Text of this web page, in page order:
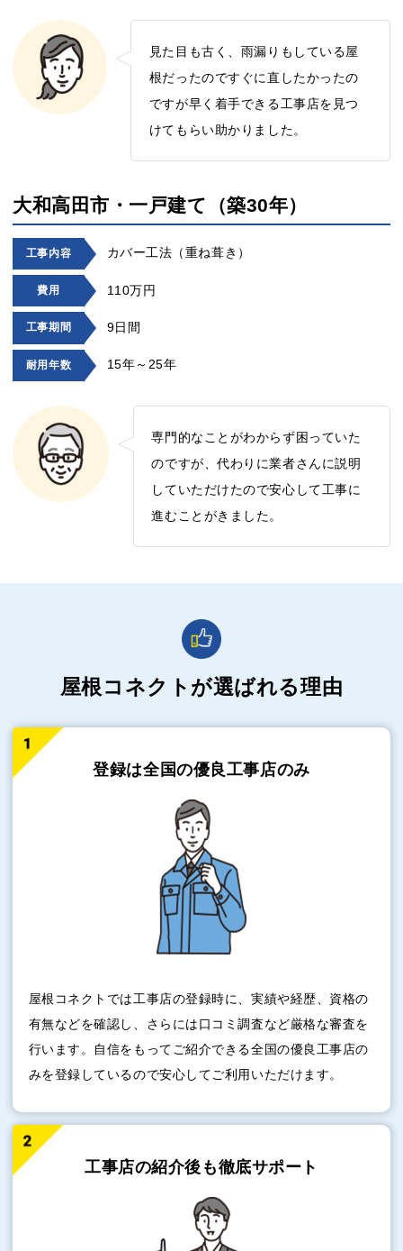
見た目も古く、雨漏りもしている屋
根だったのですぐに直したかったの
ですが早く着手できる工事店を見つ
けてもらい助かりました。
大和高田市・一戸建て（築30年）
工事内容 カバー工法（重ね葺き）
費用 110万円
工事期間 9日間
耐用年数 15年～25年
専門的なことがわからず困っていた
のですが、代わりに業者さんに説明
していただけたので安心して工事に
進むことがきました。
屋根コネクトが選ばれる理由
登録は全国の優良工事店のみ
屋根コネクトでは工事店の登録時に、実績や経歴、資格の
有無などを確認し、さらには口コミ調査など厳格な審査を
行います。自信をもってご紹介できる全国の優良工事店の
みを登録しているので安心してご利用いただけます。
工事店の紹介後も徹底サポート